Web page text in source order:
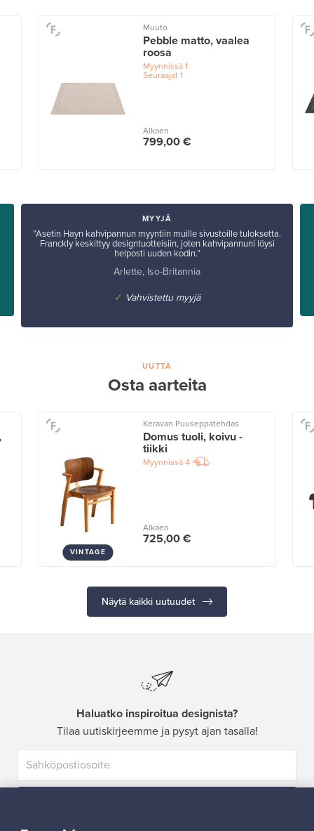
Muuto
Pebble matto, vaalea
roosa
Myynnissä1
Seuraajat1
Alkaen
799,00 €
MYYJÄ
”Asetin Hayn kahvipannun myyntiin muille sivustoille tuloksetta.
Franckly keskittyy designtuotteisiin, joten kahvipannuni löysi
helposti uuden kodin.”
Arlette, Iso-Britannia
✓ Vahvistettu myyjä
UUTTA
Osta aarteita
VINTAGE
Keravan Puuseppätehdas
Domus tuoli, koivu -
tiikki
Myynnissä4
Alkaen
725,00 €
Näytä kaikki uutuudet
Haluatko inspiroitua designista?
Tilaa uutiskirjeemme ja pysyt ajan tasalla!